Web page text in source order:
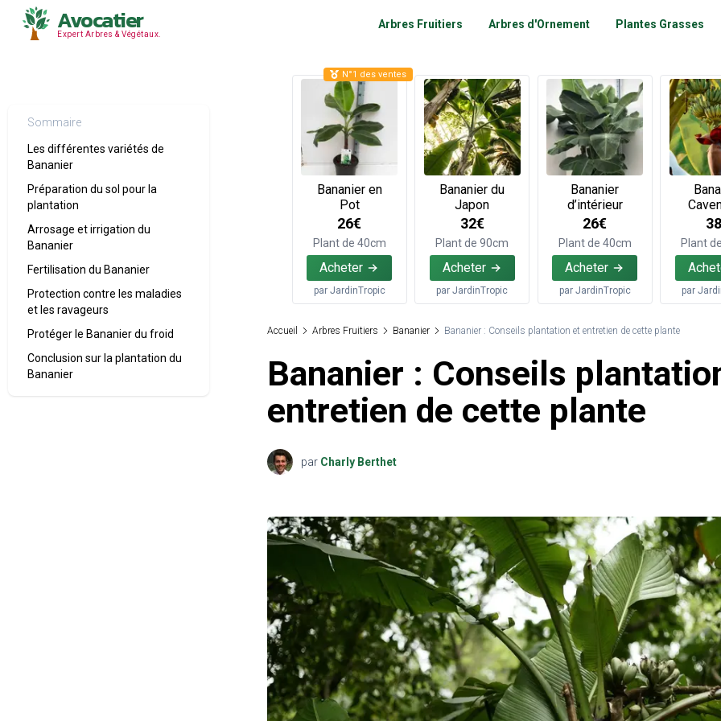
Avocatier
Expert Arbres & Végétaux.
Arbres Fruitiers Arbres d'Ornement Plantes Grasses
Sommaire
Les différentes variétés de
Bananier
Préparation du sol pour la
plantation
Arrosage et irrigation du
Bananier
Fertilisation du Bananier
Protection contre les maladies
et les ravageurs
Protéger le Bananier du froid
Conclusion sur la plantation du
Bananier
Bananier en
Pot
26€
Plant de 40cm
Acheter
par JardinTropic
N°1 des ventes
Bananier du
Japon
32€
Plant de 90cm
Acheter
parJardinTropic
Bananier
d’intérieur
26€
Plant de 40cm
Acheter
par JardinTropic
Plant
par
Accueil Arbres Fruitiers Bananier Bananier : Conseils plantation et entretien de cette plante
Bananier : Conseils
entretien de cette plante
par Charly Berthet